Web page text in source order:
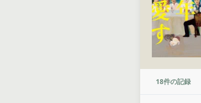
18件の記録